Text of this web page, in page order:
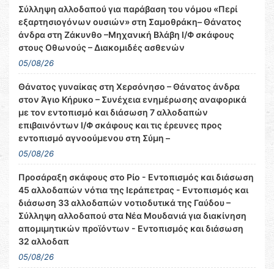
Σύλληψη αλλοδαπού για παράβαση του νόμου «Περί
εξαρτησιογόνων ουσιών» στη Σαμοθράκη– Θάνατος
άνδρα στη Ζάκυνθο –Μηχανική Βλάβη Ι/Φ σκάφους
στους Οθωνούς – Διακομιδές ασθενών
05/08/26
Θάνατος γυναίκας στη Χερσόνησο – Θάνατος άνδρα
στον Άγιο Κήρυκο – Συνέχεια ενημέρωσης αναφορικά
με τον εντοπισμό και διάσωση 7 αλλοδαπών
επιβαινόντων Ι/Φ σκάφους και τις έρευνες προς
εντοπισμό αγνοούμενου στη Σύμη –
05/08/26
Προσάραξη σκάφους στο Ρίο - Εντοπισμός και διάσωση
45 αλλοδαπών νότια της Ιεράπετρας - Εντοπισμός και
διάσωση 33 αλλοδαπών νοτιοδυτικά της Γαύδου –
Σύλληψη αλλοδαπού στα Νέα Μουδανιά για διακίνηση
απομιμητικών προϊόντων - Εντοπισμός και διάσωση
32 αλλοδαπ
05/08/26